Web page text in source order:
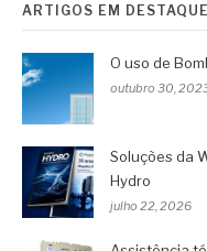
ARTIGOS EM DESTAQUE
O uso de
outubro 30,
Soluções da
Hydro
julho 22, 2026